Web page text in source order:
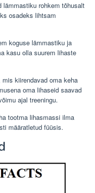
lämmastiku rohkem tõhusalt
osadeks lihtsam
koguse lämmastiku ja
kasu olla suurem lihaste
kiirendavad oma keha
oma lihaseid saavad
ajal treeningu.
tootma lihasmassi ilma
määratletud füüsis.